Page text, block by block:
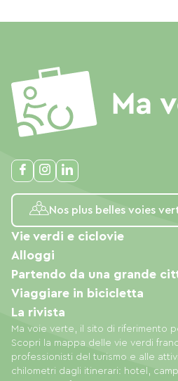
Nos plus belles voies
Ma voie verte, il sito di riferimento
Scopri la mappa delle vie verdi
professionisti del turismo e alle
chilometri dagli itinerari: hotel,
Vie verdi e ciclovie
Alloggi
Partendo da una grande
Viaggiare in bicicletta
La rivista